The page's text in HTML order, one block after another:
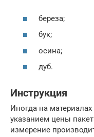
береза;
бук;
осина;
дуб.
Инструкция
Иногда на
указанием цены
измерение